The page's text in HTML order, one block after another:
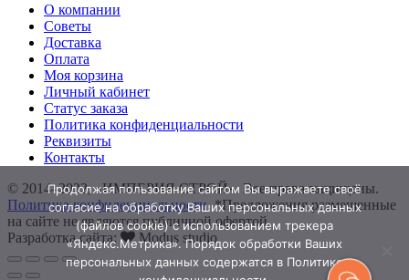
О компании
Советы
Доставка
Оплата
Моя корзина
Личный кабинет
Статус заказа
Политика конфиденциальности
Реквизиты
Контакты
© 2014–2022, «ИМПЕРИЯ СТРОЙ». Все права защищены.
Политика конфиденциальности. *Предложения размещенные
на сайте не являются публичной офертой.
Разработка сайта:
Modus studio
Продолжая пользование сайтом Вы выражаете своё
согласие на обработку Ваших персональных данных
(файлов cookie) с использованием трекера
«Яндекс.Метрика». Порядок обработки Ваших
персональных данных содержатся в Политике